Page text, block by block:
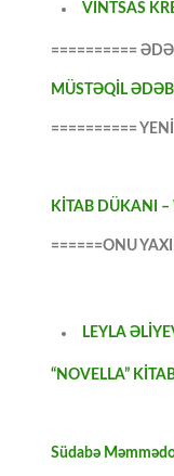
VİNTSAS
==========
MÜSTƏQİL
==========
KİTAB DÜKANI
======ONU
LEYLA
“NOVELLA”
Südabə